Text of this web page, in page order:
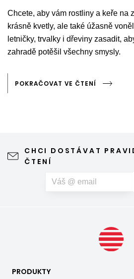
Chcete, aby vám rostliny a keře na
krásně kvetly, ale také úžasně
letničky, trvalky i dřeviny zasadit,
zahradě potěšil všechny smysly.
POKRAČOVAT VE ČTENÍ
CHCI DOSTÁVAT
ČTENÍ
PRODUKTY